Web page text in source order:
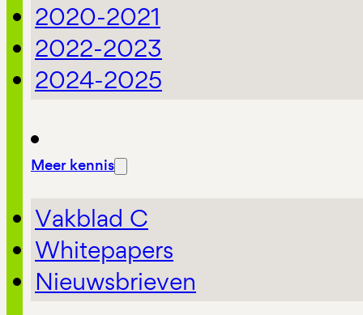
2020-2021
2022-2023
2024-2025
Meer kennis
Vakblad C
Whitepapers
Nieuwsbrieven